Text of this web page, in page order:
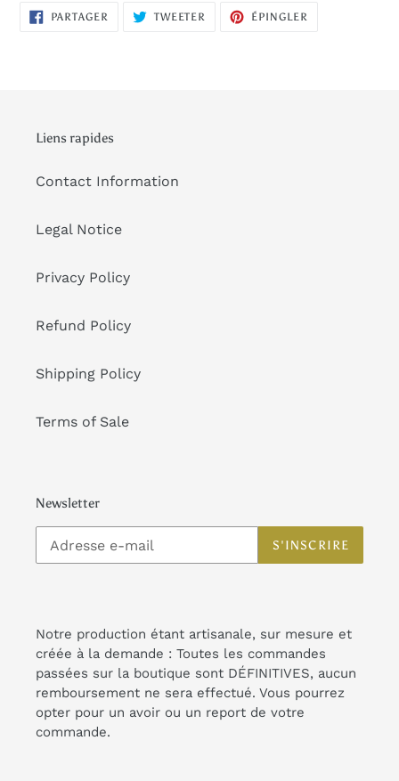
PARTAGER PARTAGERTWEETER TWEETERÉPINGLER
Liens rapides
Contact Information
Legal Notice
Privacy Policy
Refund Policy
Shipping Policy
Terms of Sale
Newsletter
S'INSCRIRE
Notre production étant artisanale, sur mesure et
créée à la demande : Toutes les commandes
passées sur la boutique sont DÉFINITIVES, aucun
remboursement ne sera effectué. Vous pourrez
opter pour un avoir ou un report de votre
commande.